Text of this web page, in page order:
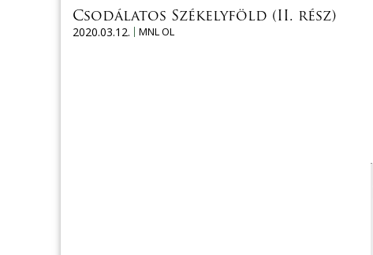
Csodálatos Székelyföld (II. rész)
2020.03.12.
MNL OL